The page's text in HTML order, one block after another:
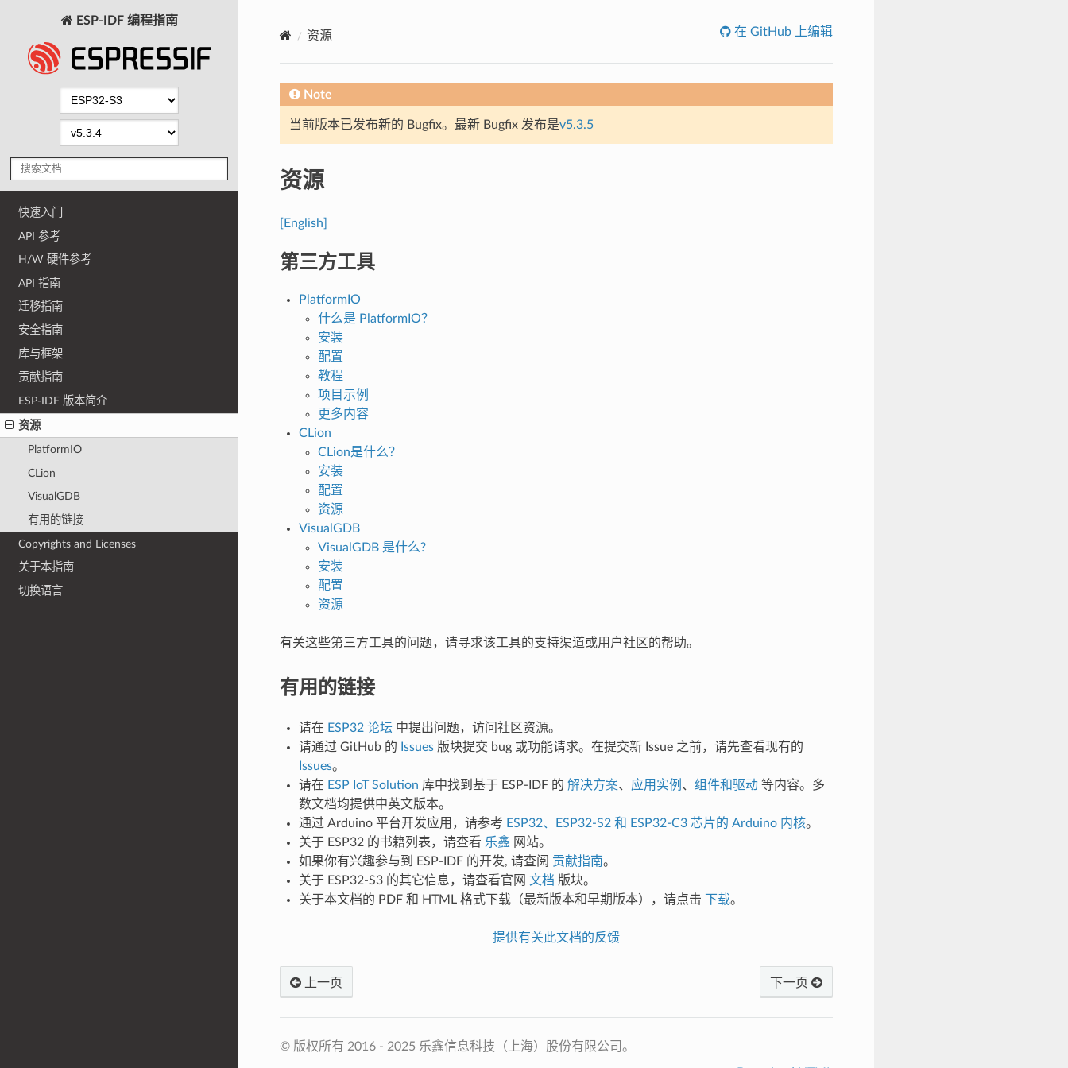
ESP-IDF 编程指南
快速入门
API 参考
H/W 硬件参考
API 指南
迁移指南
安全指南
库与框架
贡献指南
ESP-IDF 版本简介
资源
PlatformIO
CLion
VisualGDB
有用的链接
Copyrights and Licenses
关于本指南
切换语言
资源 在 GitHub 上编辑
Note
当前版本已发布新的 Bugfix。最新 Bugfix 发布是v5.3.5
资源
[English]
第三方工具
PlatformIO
什么是 PlatformIO？
安装
配置
教程
项目示例
更多内容
CLion
CLion是什么？
安装
配置
资源
VisualGDB
VisualGDB 是什么?
安装
配置
资源
有关这些第三方工具的问题，请寻求该工具的支持渠道或用户社区的帮助。
有用的链接
请在 ESP32 论坛中提出问题，访问社区资源。
请通过 GitHub 的 Issues版块提交 bug 或功能请求。在提交新 Issue 之前，请先查看现有的
Issues。
请在 ESP IoT Solution 库中找到基于 ESP-IDF 的 解决方案、 应用实例 、 组件和驱动等内容。多
数文档均提供中英文版本。
通过 Arduino 平台开发应用，请参考 ESP32、ESP32-S2 和 ESP32-C3 芯片的 Arduino 内核。
关于 ESP32 的书籍列表，请查看 乐鑫 网站。
如果你有兴趣参与到 ESP-IDF 的开发, 请查阅 贡献指南。
关于 ESP32-S3 的其它信息，请查看官网 文档 版块。
关于本文档的 PDF 和 HTML 格式下载（最新版本和早期版本），请点击
下载。
提供有关此文档的反馈
上一页 下一页
© 版权所有 2016 - 2025 乐鑫信息科技（上海）股份有限公司。